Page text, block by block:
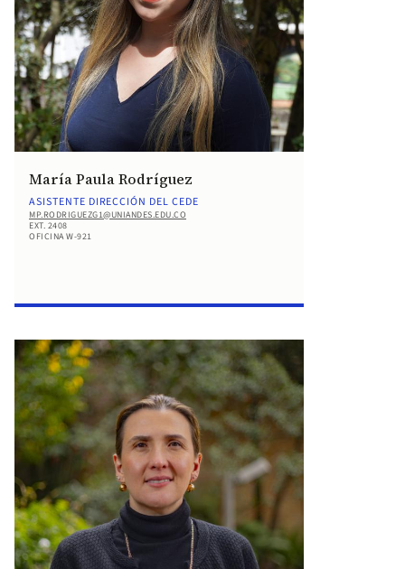
María Paula Rodríguez
ASISTENTE DIRECCIÓN DEL CEDE
MP.RODRIGUEZG1@UNIANDES.EDU.CO
EXT. 2408
OFICINA W-921